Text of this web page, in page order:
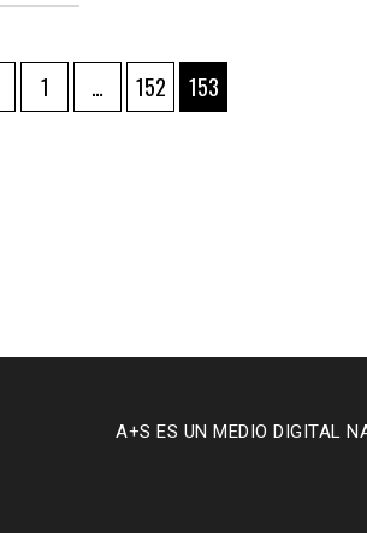
Page
1 … Page
152 Page
153
A+S ES UN MEDIO DIGITAL